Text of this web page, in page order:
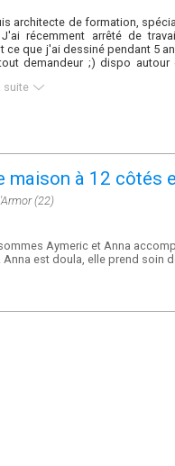
architecte de formation,
récemment arrêté de
que j'ai dessiné pendant 5
demandeur ;) dispo autour
suite
maison à 12 côtés
(22)
Aymeric et Anna
Anna est doula, elle prend soin